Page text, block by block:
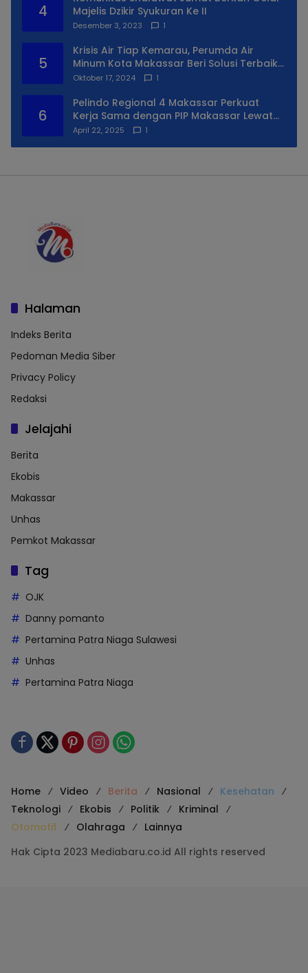
4
Majelis Dzikir Syukuran Ke II
Desember 3, 2023 1
5
Krisis Air Tiap Kemarau, Perumda Air
Minum Kota Makassar Beri Solusi Terbaik
Untuk Daerah Utara Kota
Oktober 17, 2024 1
6
Pelindo Regional 4 Makassar Perkuat
Kerja Sama dengan PIP Makassar Lewat
Praktek Lapangan
April 22, 2025 1
Halaman
Indeks Berita
Pedoman Media Siber
Privacy Policy
Redaksi
Jelajahi
Berita
Ekobis
Makassar
Unhas
Pemkot Makassar
Tag
OJK
Danny pomanto
Pertamina Patra Niaga Sulawesi
Unhas
Pertamina Patra Niaga
Home Video Berita Nasional
Kesehatan
Teknologi
Ekobis Politik
Kriminal
Otomotif
Olahraga
Lainnya
Hak Cipta 2023 Mediabaru.co.id All rights reserved